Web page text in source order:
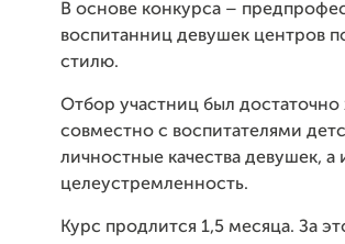
В основе конкурса –
воспитанниц девушек центров
стилю.
Отбор участниц был
совместно с воспитателями
личностные качества девушек,
целеустремленность.
Курс продлится 1,5 месяца. За